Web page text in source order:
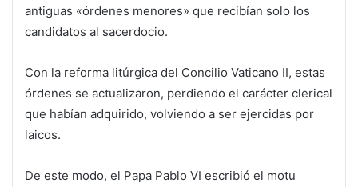
antiguas «órdenes menores» que recibían solo los
candidatos al sacerdocio.
Con la reforma litúrgica del Concilio Vaticano II, estas
órdenes se actualizaron, perdiendo el carácter clerical
que habían adquirido, volviendo a ser ejercidas por
laicos.
De este modo, el Papa Pablo VI escribió el motu